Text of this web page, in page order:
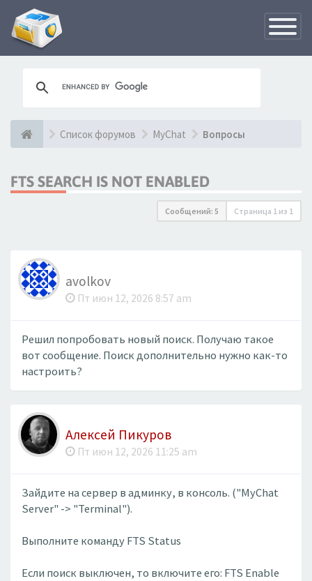
Список форумов MyChat Вопросы
FTS SEARCH IS NOT ENABLED
Сообщений: 5 Страница 1 из 1
avolkov
Пт июн 12, 2026 8:57 am
Решил попробовать новый поиск. Получаю такое
вот сообщение. Поиск дополнительно нужно как-то
настроить?
Алексей Пикуров
Пт июн 12, 2026 11:25 am
Зайдите на сервер в админку, в консоль. ("MyChat
Server" -> "Terminal").
Выполните команду FTS Status
Если поиск выключен, то включите его: FTS Enable